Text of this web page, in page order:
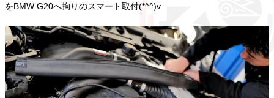
をBMW G20へ拘りのスマート取付(*^^)v